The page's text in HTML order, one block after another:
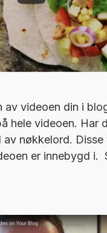
av videoen din i
hele videoen. Har
nøkkelord.
er innebygd i.